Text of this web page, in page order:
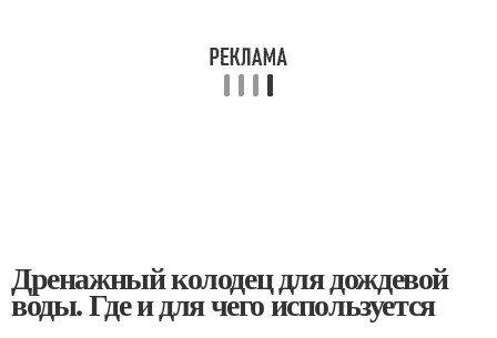
Дренажный колодец для дождевой
воды. Где и для чего используется